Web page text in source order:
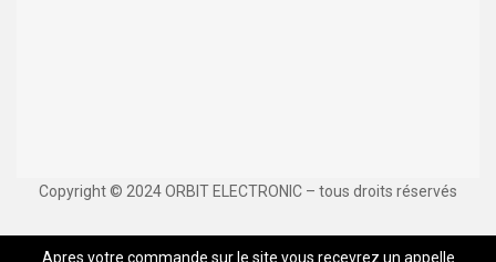
Copyright © 2024 ORBIT ELECTRONIC – tous droits réservés
Apres votre commande sur le site vous recevrez un appelle